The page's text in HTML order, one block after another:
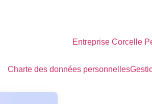
Entreprise Corcelle
Charte des données personnelles